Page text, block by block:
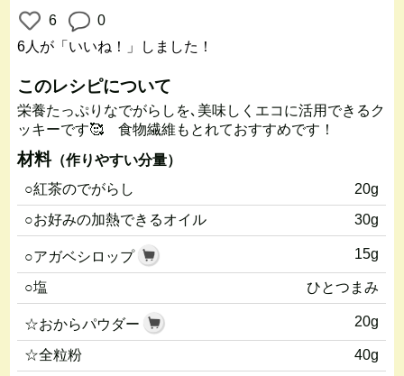
6
0
6人 が「いいね！」しました！
このレシピについて
栄養たっぷりなでがらしを､美味しくエコに活用できるク
ッキーです🥰 食物繊維もとれておすすめです！
材料（作りやすい分量）
○紅茶のでがらし
20g
○お好みの加熱できるオイル
30g
○アガベシロップ 15g
○塩 ひとつまみ
☆おからパウダー 20g
☆全粒粉
40g